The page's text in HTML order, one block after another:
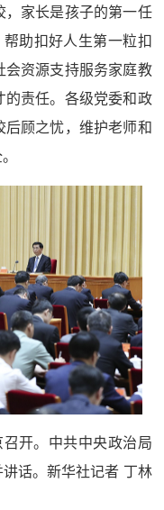
，家长是孩子的第一任
助扣好人生第一粒扣
会资源支持服务家庭教
的责任。各级党委和政
顾之忧，维护老师和
开。中共中央政治局
话。新华社记者 丁林